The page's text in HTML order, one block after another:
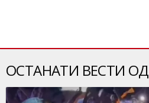
ОСТАНАТИ ВЕСТИ ОД